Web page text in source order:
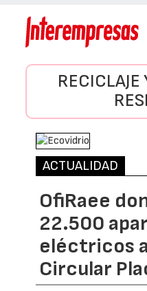
RECICLAJE
ACTUALIDAD
OfiRaee
22.500
eléctricos
Circular